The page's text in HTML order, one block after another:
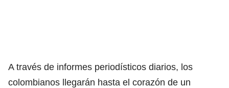
A través de informes periodísticos diarios, los
colombianos llegarán hasta el corazón de un